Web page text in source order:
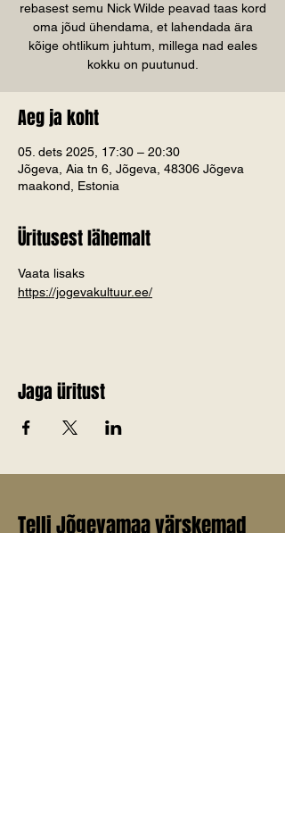
rebasest semu Nick Wilde peavad taas kord
oma jõud ühendama, et lahendada ära
kõige ohtlikum juhtum, millega nad eales
kokku on puutunud.
Aeg ja koht
05. dets 2025, 17:30 – 20:30
Jõgeva, Aia tn 6, Jõgeva, 48306 Jõgeva
maakond, Estonia
Üritusest lähemalt
Vaata lisaks
https://jogevakultuur.ee/
Jaga üritust
Telli Jõgevamaa värskemad